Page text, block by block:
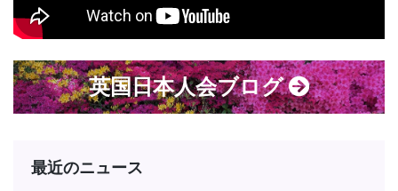
英国日本人会ブログ
最近のニュース